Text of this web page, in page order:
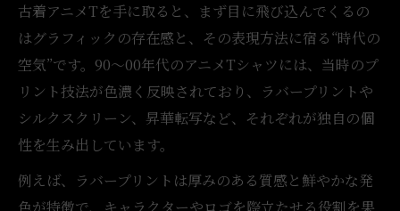
古着アニメTを手に取ると、まず目に飛び込んでくるの
はグラフィックの存在感と、その表現方法に宿る“時代の
空気”です。90〜00年代のアニメTシャツには、当時のプ
リント技法が色濃く反映されており、ラバープリントや
シルクスクリーン、昇華転写など、それぞれが独自の個
性を生み出しています。
例えば、ラバープリントは厚みのある質感と鮮やかな発